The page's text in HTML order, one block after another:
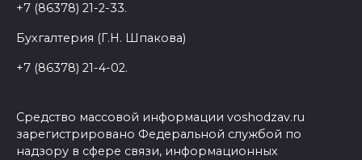
+7 (86378) 21-2-33.
Бухгалтерия (Г.Н. Шпакова)
+7 (86378) 21-4-02.
Средство массовой информации voshodzav.ru
зарегистрировано Федеральной службой по
надзору в сфере связи, информационных